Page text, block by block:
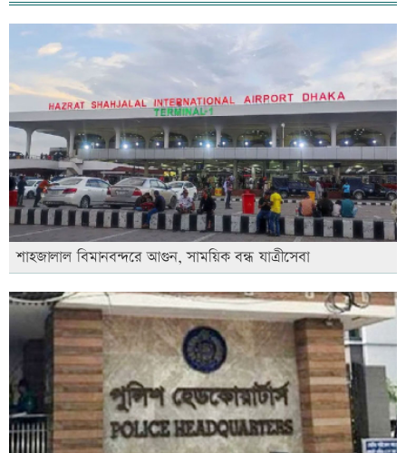
শাহজালাল বিমানবন্দরে আগুন, সাময়িক বন্ধ যাত্রীসেবা